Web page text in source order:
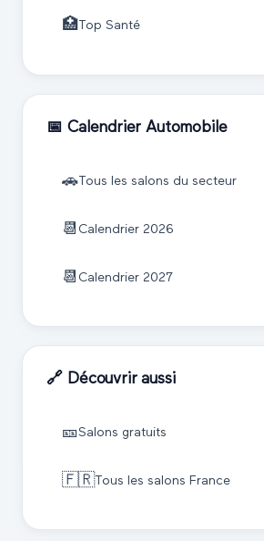
🏥 Top Santé
📅 CalendrierAutomobile
🚗Tous les salons du secteur
📆 Calendrier 2026
📆 Calendrier 2027
🔗 Découvrir aussi
🎫Salons gratuits
🇫🇷Tous les salons France